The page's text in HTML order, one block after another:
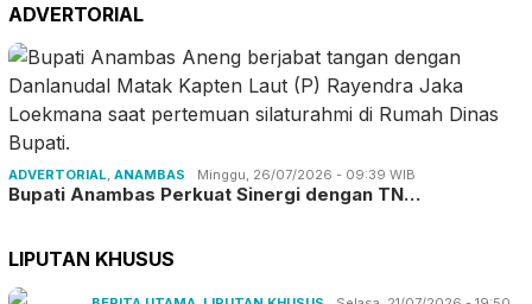
ADVERTORIAL
ADVERTORIAL ANAMBAS Minggu, 26/07/2026 - 09:39 WIB
Bupati Anambas Perkuat Sinergi dengan TN…
LIPUTAN KHUSUS